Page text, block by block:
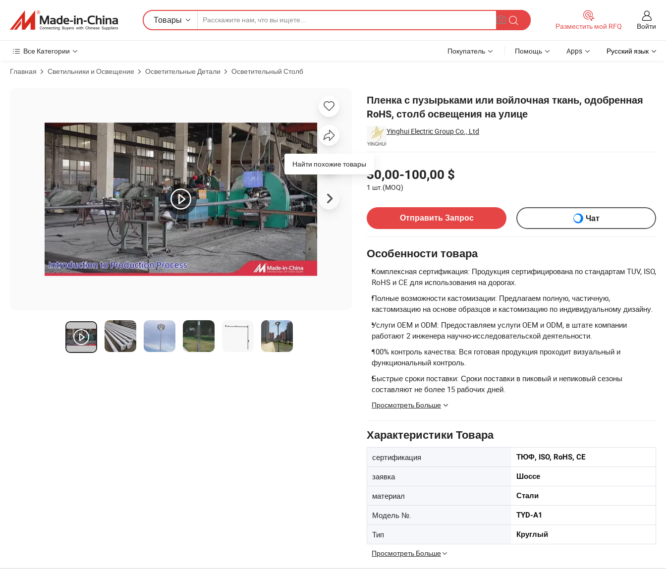
Товары
Разместить мой RFQ Войти
Все Категории Покупатель Помощь Apps Русский язык
Главная Светильники и Освещение Осветительные Детали Осветительный Столб
Пленка с пузырьками или войлочная ткань, одобренная
RoHS, столб освещения на улице
Yinghui Electric Group Co., Ltd
30,00-100,00 $
1 шт.(MOQ)
Отправить Запрос
Чат
Особенности товара
Комплексная сертификация: Продукция сертифицирована по стандартам TUV, ISO,
RoHS и CE для использования на дорогах.
Полные возможности кастомизации: Предлагаем полную, частичную,
кастомизацию на основе образцов и кастомизацию по индивидуальному дизайну.
Услуги OEM и ODM: Предоставляем услуги OEM и ODM, в штате компании
работают 2 инженера научно-исследовательской деятельности.
100% контроль качества: Вся готовая продукция проходит визуальный и
функциональный контроль.
Быстрые сроки поставки: Сроки поставки в пиковый и непиковый сезоны
составляют не более 15 рабочих дней.
Просмотреть Больше
Характеристики Товара
сертификация ТЮФ, ISO, RoHS, CE
заявка Шоссе
материал Стали
Модель №. TYD-A1
Тип Круглый
Просмотреть Больше